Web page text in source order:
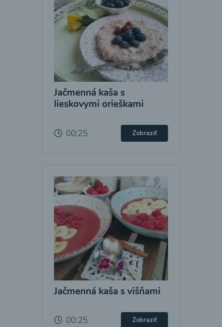
Jačmenná kaša s
lieskovymi orieškami
00:25 Zobraziť
Jačmenná kaša s višňami
00:25 Zobraziť